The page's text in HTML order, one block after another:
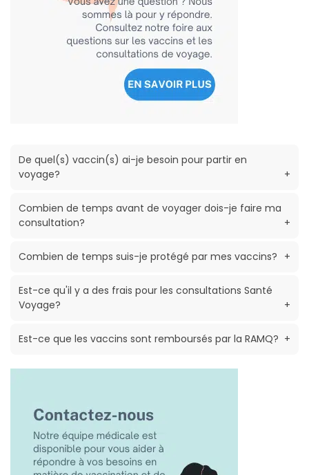
De quel(s) vaccin(s) ai-je besoin pour partir en
voyage?
+
Combien de temps avant de voyager dois-je faire ma
consultation?
+
Combien de temps suis-je protégé par mes vaccins? +
Est-ce qu'il y a des frais pour les consultations Santé
Voyage?
+
Est-ce que les vaccins sont remboursés par la RAMQ? +